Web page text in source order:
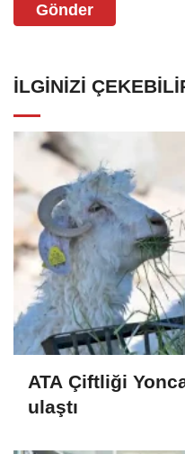
Gönder
İLGINIZI
ATA Çiftliği
ulaştı